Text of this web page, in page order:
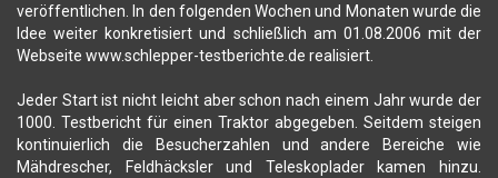
veröffentlichen. In den folgenden Wochen und Monaten wurde die
Idee weiter konkretisiert und schließlich am 01.08.2006 mit der
Webseite www.schlepper-testberichte.de realisiert.
Jeder Start ist nicht leicht aber schon nach einem Jahr wurde der
1000. Testbericht für einen Traktor abgegeben. Seitdem steigen
kontinuierlich die Besucherzahlen und andere Bereiche wie
Mähdrescher, Feldhäcksler und Teleskoplader kamen hinzu.